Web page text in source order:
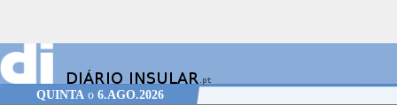
QUINTAo 6.AGO.2026